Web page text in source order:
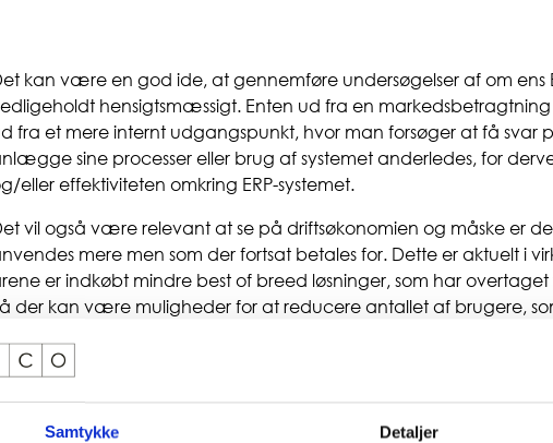
Samtykke Detaljer
kan være en god ide, at gennemføre undersøgelser af om ens
hensigtsmæssigt. Enten ud fra en
fra et mere internt udgangspunkt, hvor man forsøger at få svar
sine processer eller brug af systemet anderledes, for
eller effektiviteten omkring ERP-systemet.
vil også være relevant at se på driftsøkonomien og måske er
mere men som der fortsat betales for. Dette er aktuelt i
er indkøbt mindre best of breed løsninger, som har overtaget
der kan være muligheder for at reducere antallet af brugere,
af sådanne overvejelser kan f.eks. bringe information og
i relation til, om man f.eks. skal in-/outsource
systemer i brug, eller om man skal omlægge udvalgte
føre til beslutninger om alt lige fra ikke at gøre noget, nye